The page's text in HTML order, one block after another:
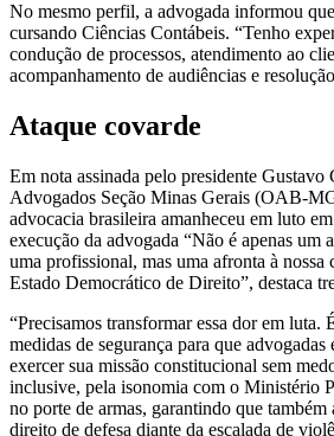
No mesmo perfil, a advogada informou
cursando Ciências Contábeis. “Tenho
condução de processos, atendimento ao
acompanhamento de audiências e
Ataque covarde
Em nota assinada pelo presidente
Advogados Seção Minas Gerais (OAB-
advocacia brasileira amanheceu em luto
execução da advogada “Não é apenas um
uma profissional, mas uma afronta à nossa
Estado Democrático de Direito”, destaca
“Precisamos transformar essa dor em luta.
medidas de segurança para que advogadas
exercer sua missão constitucional sem
inclusive, pela isonomia com o Ministério
no porte de armas, garantindo que
direito de defesa diante da escalada de